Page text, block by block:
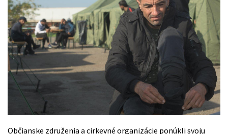
Občianske združenia a cirkevné organizácie ponúkli svoju